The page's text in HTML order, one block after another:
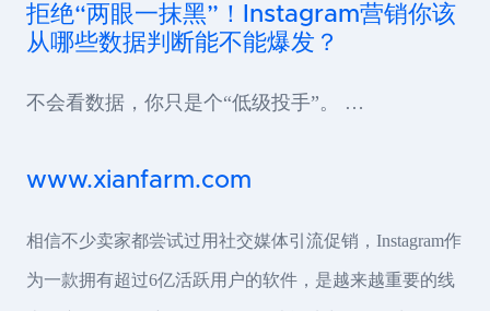
拒绝“两眼一抹黑”！Instagram营销你该
从哪些数据判断能不能爆发？
不会看数据，你只是个“低级投手”。 …
www.xianfarm.com
相信不少卖家都尝试过用社交媒体引流促销，Instagram作
为一款拥有超过6亿活跃用户的软件，是越来越重要的线